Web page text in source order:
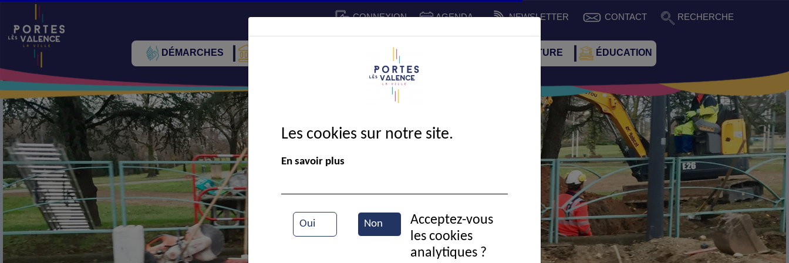
CONNEXION AGENDA NEWSLETTER CONTACT RECHERCHE
DÉMARCHES CADRE DE VIE SPORT ET CULTURE ÉDUCATION
Travaux d'assainissement
Les cookies sur notre site.
En savoir plus
Oui Non
Acceptez-vous
les cookies
analytiques ?